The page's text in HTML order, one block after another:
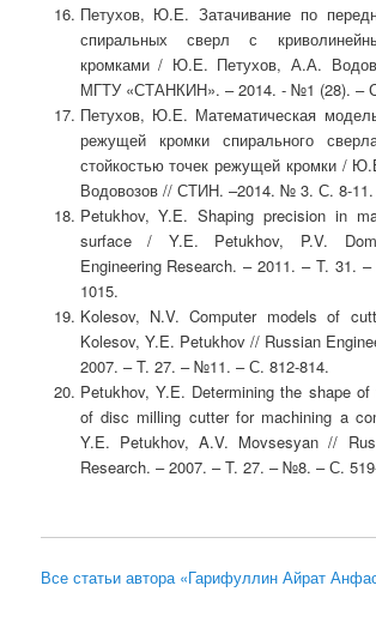
Петухов, Ю.Е. Затачивание по
спиральных сверл с
кромками / Ю.Е. Петухов, А.А.
МГТУ «СТАНКИН». – 2014. - №1 (28). –
Петухов, Ю.Е. Математическая
режущей кромки спирального
стойкостью точек режущей кромки /
Водовозов // СТИН. –2014. № 3. С. 8-11.
Petukhov, Y.E. Shaping precision in
surface / Y.E. Petukhov, P.V.
Engineering Research. – 2011. – T. 31.
1015.
Kolesov, N.V. Computer models of
Kolesov, Y.E. Petukhov // Russian
2007. – T. 27. – №11. – С. 812-814.
Petukhov, Y.E. Determining the shape
of disc milling cutter for machining a
Y.E. Petukhov, A.V. Movsesyan //
Research. – 2007. – T. 27. – №8. – С.
Все статьи автора «Гарифуллин Айрат